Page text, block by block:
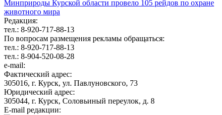
Минприроды Курской области провело 105 рейдов по охране
животного мира
Редакция:
тел.: 8-920-717-88-13
По вопросам размещения рекламы обращаться:
тел.: 8-920-717-88-13
тел.: 8-904-520-08-28
e-mail:
Фактический адрес:
305016, г. Курск, ул. Павлуновского, 73
Юридический адрес:
305044, г. Курск, Соловьиный переулок, д. 8
E-mail редакции: